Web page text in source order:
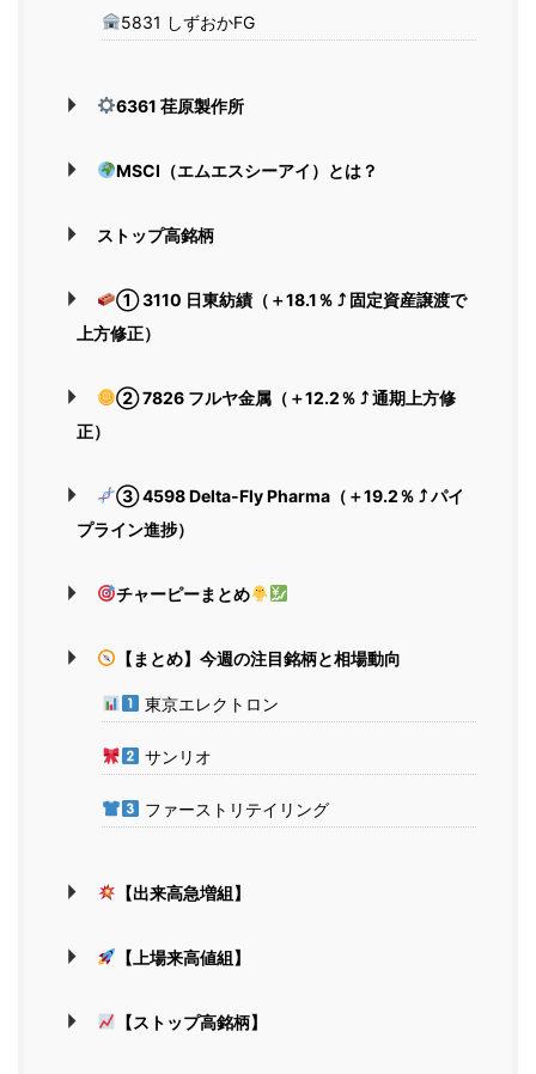
5831 しずおかFG
6361 荏原製作所
MSCI（エムエスシーアイ）とは？
ストップ高銘柄
① 3110 日東紡績（＋18.1％ ⤴ 固定資産譲渡で
上方修正）
② 7826 フルヤ金属（＋12.2％ ⤴ 通期上方修
正）
③ 4598 Delta-Fly Pharma（＋19.2％ ⤴ パイ
プライン進捗）
チャーピーまとめ
【まとめ】今週の注目銘柄と相場動向
東京エレクトロン
サンリオ
ファーストリテイリング
【出来高急増組】
【上場来高値組】
【ストップ高銘柄】